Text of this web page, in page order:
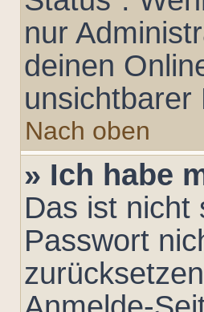
nur
deinen
unsichtbarer
Nach oben
» Ich habe
Das ist nicht
Passwort